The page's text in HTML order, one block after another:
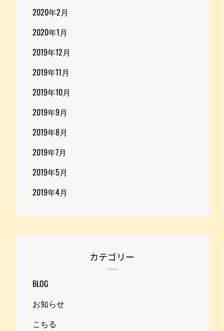
2020年2月
2020年1月
2019年12月
2019年11月
2019年10月
2019年9月
2019年8月
2019年7月
2019年5月
2019年4月
カテゴリー
BLOG
お知らせ
こちる